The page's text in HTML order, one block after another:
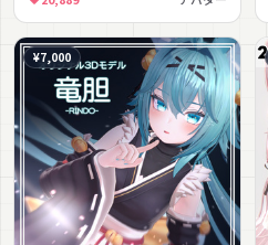
#lilToon対応
¥7,000